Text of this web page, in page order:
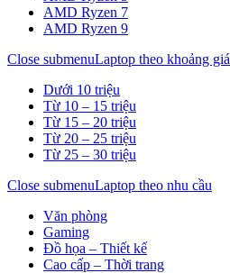
AMD Ryzen 7
AMD Ryzen 9
Close submenuLaptop theo khoảng giá
Dưới 10 triệu
Từ 10 – 15 triệu
Từ 15 – 20 triệu
Từ 20 – 25 triệu
Từ 25 – 30 triệu
Close submenuLaptop theo nhu cầu
Văn phòng
Gaming
Đồ họa – Thiết kế
Cao cấp – Thời trang